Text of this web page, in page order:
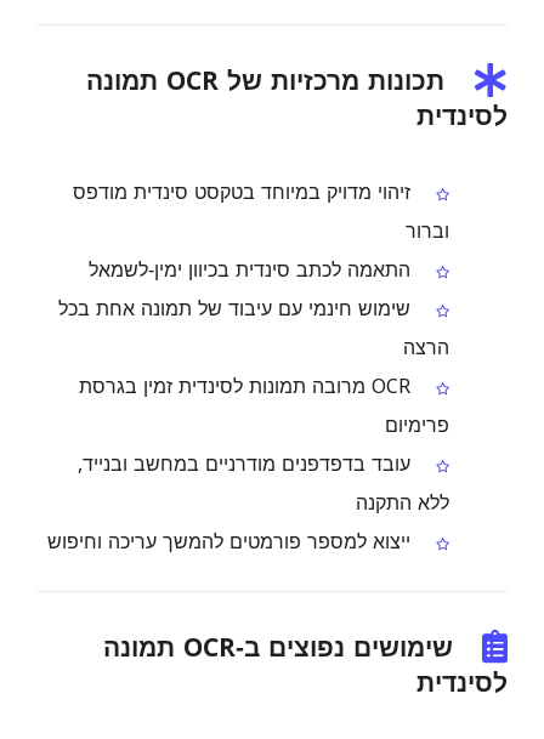
תכונות מרכזיות של OCR תמונה
לסינדית
זיהוי מדויק במיוחד בטקסט סינדית מודפס
וברור
התאמה לכתב סינדית בכיוון ימין‑לשמאל
שימוש חינמי עם עיבוד של תמונה אחת בכל
הרצה
OCR מרובה תמונות לסינדית זמין בגרסת
פרימיום
עובד בדפדפנים מודרניים במחשב ובנייד,
ללא התקנה
ייצוא למספר פורמטים להמשך עריכה וחיפוש
שימושים נפוצים ב‑OCR תמונה
לסינדית